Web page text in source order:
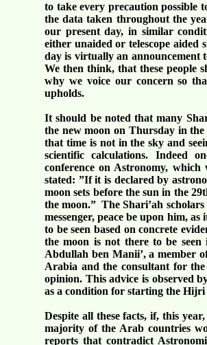
to take every precaution
the data taken throughout the
our present day, in similar
either unaided or telescope
day is virtually an announcement
We then think, that these people
why we voice our concern so
upholds.
It should be noted that many
the new moon on Thursday in the
that time is not in the sky and
scientific calculations. Indeed
conference on Astronomy, which
stated: ”If it is declared by
moon sets before the sun in the
the moon.” The Shari’ah
messenger, peace be upon him,
to be seen based on concrete
the moon is not there to be seen
Abdullah ben Manii’, a member
Arabia and the consultant for
opinion. This advice is observed
as a condition for starting the Hijri
Despite all these facts, if, this
majority of the Arab countries
reports that contradict